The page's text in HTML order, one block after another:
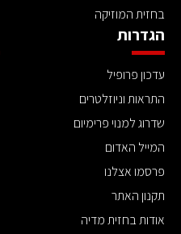
בחזית המוזיקה
הגדרות
עדכון פרופיל
התראות וניוזלטרים
שדרוג למנוי פרימיום
המייל האדום
פרסמו אצלנו
תקנון האתר
אודות בחזית מדיה